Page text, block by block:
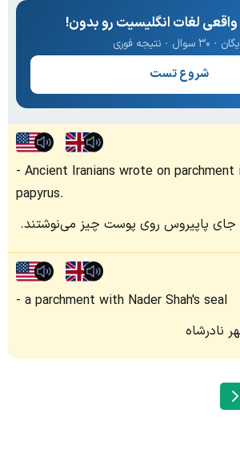
لغات انگلیسیت رو بدون!
· نتیجه فوری
شروع تست
Ancient Iranians wrote on
papyrus.
جای پاپیروس روی پوست چیز می‌نوشتند.
a parchment with Nader Shah's seal
نادرشاه